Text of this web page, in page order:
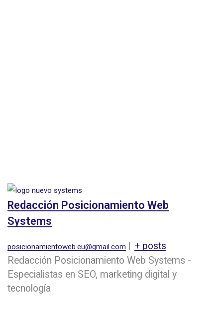
Redacción Posicionamiento Web
Systems
posicionamientoweb.eu@gmail.com
+ posts
Redacción Posicionamiento Web Systems -
Especialistas en SEO, marketing digital y
tecnología